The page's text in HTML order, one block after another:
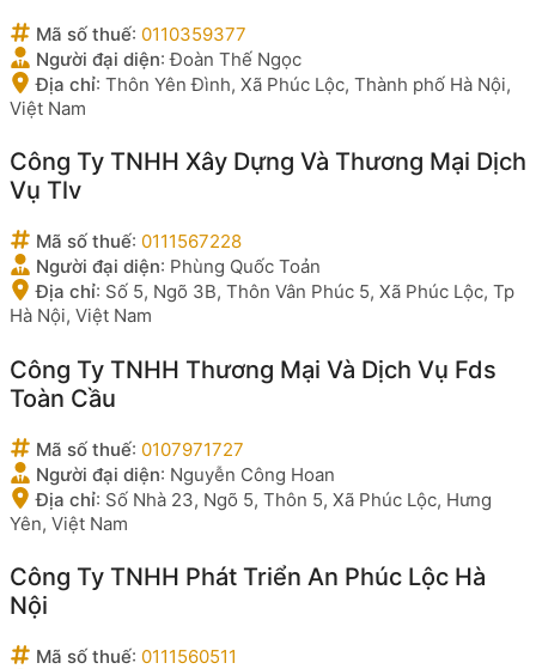
Mã số thuế: 0110359377
Người đại diện:Đoàn Thế Ngọc
Địa chỉ: Thôn Yên Đình, Xã Phúc Lộc, Thành phố Hà Nội,
Việt Nam
Công Ty TNHH Xây Dựng Và Thương Mại Dịch
Vụ Tlv
Mã số thuế: 0111567228
Người đại diện: Phùng Quốc Toản
Địa chỉ: Số 5, Ngõ 3B, Thôn Vân Phúc 5, Xã Phúc Lộc, Tp
Hà Nội, Việt Nam
Công Ty TNHH Thương Mại Và Dịch Vụ Fds
Toàn Cầu
Mã số thuế: 0107971727
Người đại diện: Nguyễn Công Hoan
Địa chỉ: Số Nhà 23, Ngõ 5, Thôn 5, Xã Phúc Lộc, Hưng
Yên, Việt Nam
Công Ty TNHH Phát Triển An Phúc Lộc Hà
Nội
Mã số thuế: 0111560511